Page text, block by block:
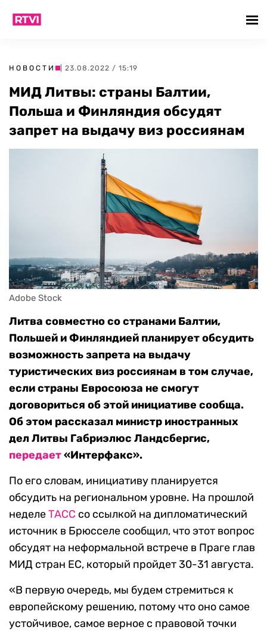
НОВОСТИ | 23.08.2022 / 15:19
МИД Литвы: страны Балтии,
Польша и Финляндия обсудят
запрет на выдачу виз россиянам
Adobe Stock
Литва совместно со странами Балтии,
Польшей и Финляндией планирует обсудить
возможность запрета на выдачу
туристических виз россиянам в том случае,
если страны Евросоюза не смогут
договориться об этой инициативе сообща.
Об этом рассказал министр иностранных
дел Литвы Габриэлюс Ландсбергис,
передает«Интерфакс».
По его словам, инициативу планируется
обсудить на региональном уровне. На прошлой
неделеТАСС со ссылкой на дипломатический
источник в Брюсселе сообщил, что этот вопрос
обсудят на неформальной встрече в Праге глав
МИД стран ЕС, который пройдет 30-31 августа.
«В первую очередь, мы будем стремиться к
европейскому решению, потому что оно самое
устойчивое, самое верное с правовой точки